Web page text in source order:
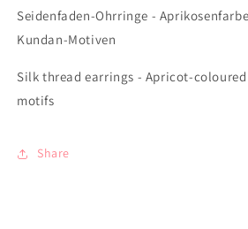
Kundan-
Motiven
Kundan-
Seidenfaden-Ohrringe -
Kundan-Motiven
Silk thread earrings - Apricot-
motifs
Share